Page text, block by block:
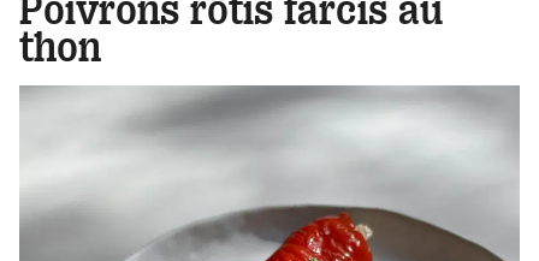
Poivrons rôtis farcis au
thon